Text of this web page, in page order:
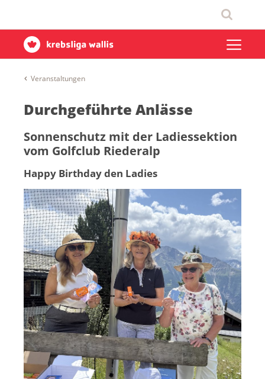
Veranstaltungen
Durchgeführte Anlässe
Sonnenschutz mit der Ladiessektion
vom Golfclub Riederalp
Happy Birthday den Ladies